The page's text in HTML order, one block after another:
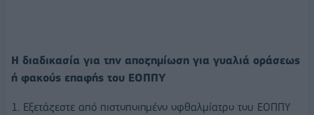
Η διαδικασία για την αποζημίωση για γυαλιά οράσεως
ή φακούς επαφής του ΕΟΠΠΥ
1. Εξετάζεστε από πιστοποιημένο οφθαλμίατρο του ΕΟΠΠΥ